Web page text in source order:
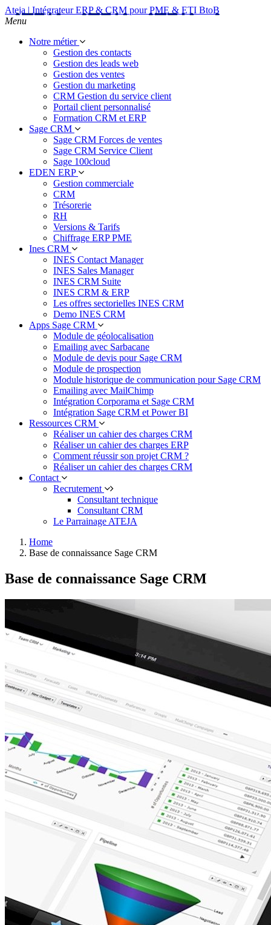
Ateja | Intégrateur ERP & CRM pour PME & ETI BtoB
Menu
Notre métier
Gestion des contacts
Gestion des leads web
Gestion des ventes
Gestion du marketing
CRM Gestion du service client
Portail client personnalisé
Formation CRM et ERP
Sage CRM
Sage CRM Forces de ventes
Sage CRM Service Client
Sage 100cloud
EDEN ERP
Gestion commerciale
CRM
Trésorerie
RH
Versions & Tarifs
Chiffrage ERP PME
Ines CRM
INES Contact Manager
INES Sales Manager
INES CRM Suite
INES CRM & ERP
Les offres sectorielles INES CRM
Demo INES CRM
Apps Sage CRM
Module de géolocalisation
Emailing avec Sarbacane
Module de devis pour Sage CRM
Module de prospection
Module historique de communication pour Sage CRM
Emailing avec MailChimp
Intégration Corporama et Sage CRM
Intégration Sage CRM et Power BI
Ressources CRM
Réaliser un cahier des charges CRM
Réaliser un cahier des charges ERP
Comment réussir son projet CRM ?
Réaliser un cahier des charges CRM
Contact
Recrutement
Consultant technique
Consultant CRM
Le Parrainage ATEJA
Home
Base de connaissance Sage CRM
Base de connaissance Sage CRM